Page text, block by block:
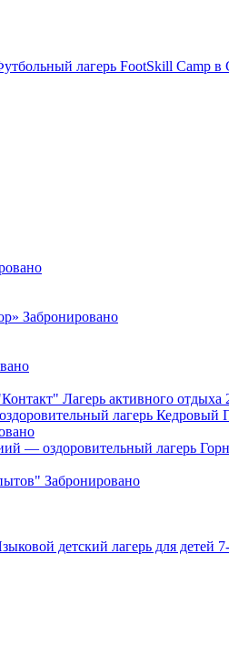
Забронировано
Лагерь активного отдыха
лагерь Кедровый
— оздоровительный лагерь
Забронировано
детский лагерь для детей